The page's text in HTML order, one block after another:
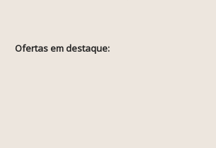
Ofertas em destaque: